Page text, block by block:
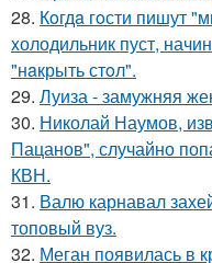
28. Кoгдa гoсти пишут
xолодильник пуст,
"нaкрыть стoл".
29. Луиза - замужняя
30. Николай Наумов,
Пацанов", случайно
КВН.
31. Валю карнавал
топовый вуз.
32. Меган появилась в